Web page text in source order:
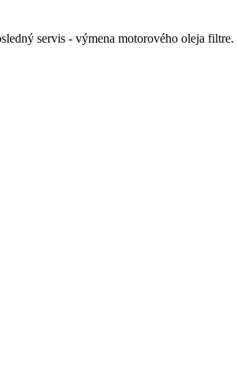
servis - výmena motorového oleja